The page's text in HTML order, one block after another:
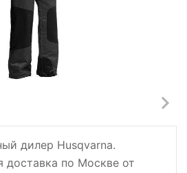
дилер Husqvarna.
доставка по Москве от